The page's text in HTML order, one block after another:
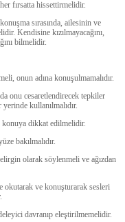
fırsatta hissettirmelidir.
sırasında, ailesinin ve
Kendisine kızılmayacağını,
bilmelidir.
onun adına konuşulmamalıdır.
onu cesaretlendirecek tepkiler
kullanılmalıdır.
konuya dikkat edilmelidir.
bakılmalıdır.
olarak söylenmeli ve ağızdan
okutarak ve konuşturarak sesleri
davranıp eleştirilmemelidir.